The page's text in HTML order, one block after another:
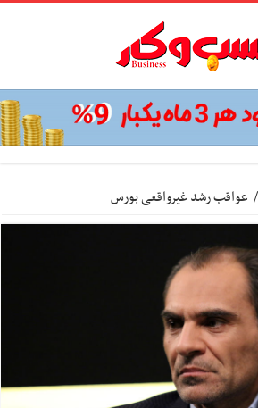
/ عواقب رشد غیرواقعی بورس